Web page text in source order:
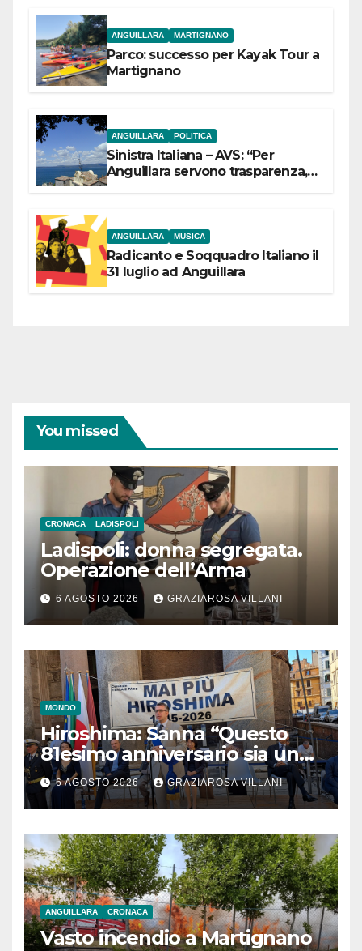
ANGUILLARA MARTIGNANO
Parco: successo per Kayak Tour a
Martignano
ANGUILLARA POLITICA
Sinistra Italiana – AVS: “Per
Anguillara servono trasparenza,
ANGUILLARA MUSICA
Radicanto e Soqquadro Italiano il
31 luglio ad Anguillara
You missed
CRONACA LADISPOLI
Ladispoli: donna segregata.
Operazione dell’Arma
6 AGOSTO 2026 GRAZIAROSA VILLANI
MONDO
Hiroshima: Sanna “Questo
81esimo anniversario sia un
monito per tutti”
6 AGOSTO 2026 GRAZIAROSA VILLANI
ANGUILLARA CRONACA
Vasto incendio a Martignano